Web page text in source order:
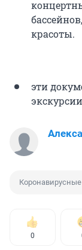
красоты.
эти
0